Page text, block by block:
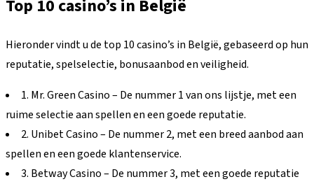
Top 10 casino’s in België
Hieronder vindt u de top 10 casino’s in België, gebaseerd op hun
reputatie, spelselectie, bonusaanbod en veiligheid.
1. Mr. Green Casino – De nummer 1 van ons lijstje, met een
ruime selectie aan spellen en een goede reputatie.
2. Unibet Casino – De nummer 2, met een breed aanbod aan
spellen en een goede klantenservice.
3. Betway Casino – De nummer 3, met een goede reputatie